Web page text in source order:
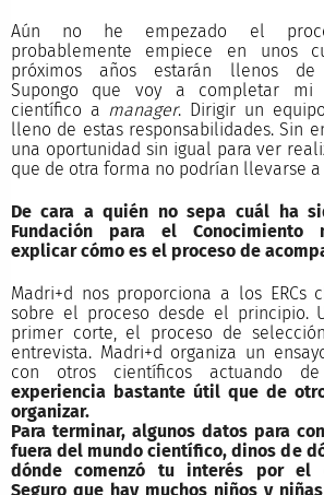
Aún no he empezado el
probablemente empiece en unos
próximos años estarán llenos de
Supongo que voy a completar mi
científico a manager. Dirigir un
lleno de estas responsabilidades. Sin
una oportunidad sin igual para ver
que de otra forma no podrían llevarse a
De cara a quién no sepa cuál ha
Fundación para el Conocimiento
explicar cómo es el proceso de
Madri+d nos proporciona a los ERCs
sobre el proceso desde el principio.
primer corte, el proceso de
entrevista. Madri+d organiza un
con otros científicos actuando
experiencia bastante útil que de
organizar.
Para terminar, algunos datos para
fuera del mundo científico, dinos de
dónde comenzó tu interés por el
Seguro que hay muchos niños y